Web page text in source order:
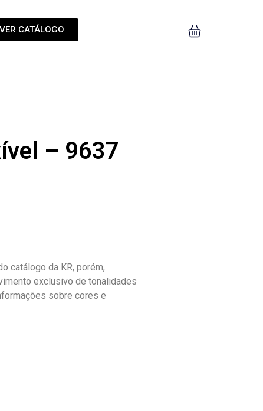
VER CATÁLOGO
– 9637
catálogo da KR, porém,
exclusivo de tonalidades
sobre cores e